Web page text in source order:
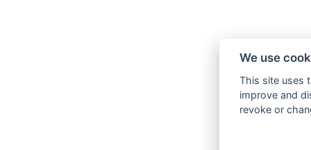
We use
This site uses
improve and
revoke or